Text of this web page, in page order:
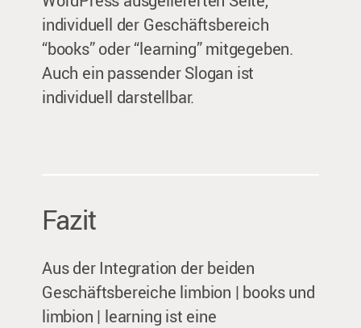
individuell der Geschäftsbereich
“books” oder “learning” mitgegeben.
Auch ein passender Slogan ist
individuell darstellbar.
Fazit
Aus der Integration der beiden
Geschäftsbereiche limbion | books und
limbion | learning ist eine